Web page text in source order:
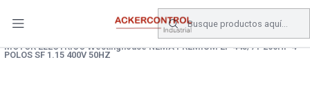
Electronica de Potencia
MOTORES
MOTOR ELECTRICO Westinghouse NEMA PREMIUM EP 445/7T 200HP 4
POLOS SF 1.15 400V 50HZ